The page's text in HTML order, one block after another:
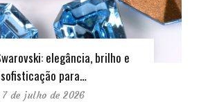
elegância, brilho e
sofisticação para…
7 de julho de 2026